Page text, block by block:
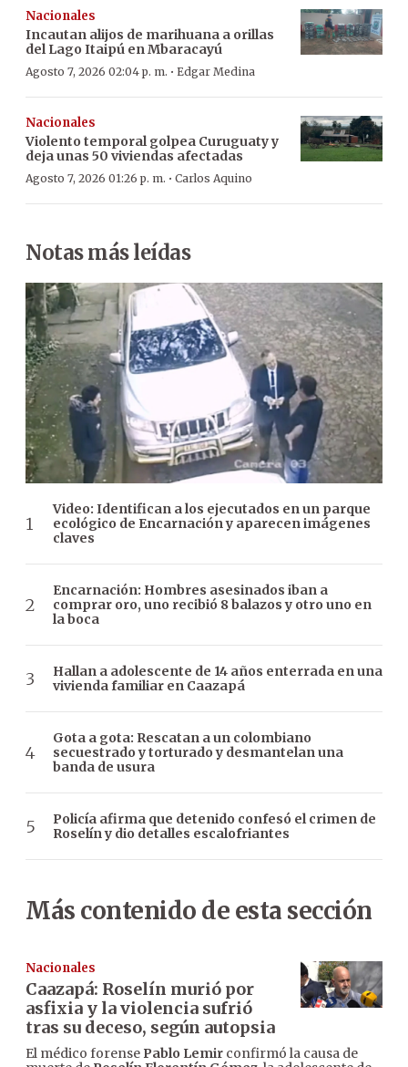
Nacionales
Incautan alijos de marihuana a orillas
del Lago Itaipú en Mbaracayú
Agosto 7, 2026 02:04 p. m. · Edgar Medina
Nacionales
Violento temporal golpea Curuguaty y
deja unas 50 viviendas afectadas
Agosto 7, 2026 01:26 p. m. · Carlos Aquino
Notas más leídas
Video: Identifican a los ejecutados en un parque
ecológico de Encarnación y aparecen imágenes
claves
Encarnación: Hombres asesinados iban a
comprar oro, uno recibió 8 balazos y otro uno en
la boca
Hallan a adolescente de 14 años enterrada en una
vivienda familiar en Caazapá
Gota a gota: Rescatan a un colombiano
secuestrado y torturado y desmantelan una
banda de usura
Policía afirma que detenido confesó el crimen de
Roselín y dio detalles escalofriantes
Más contenido de esta sección
Nacionales
Caazapá: Roselín murió por
asfixia y la violencia sufrió
tras su deceso, según autopsia
El médico forense Pablo Lemir confirmó la causa de